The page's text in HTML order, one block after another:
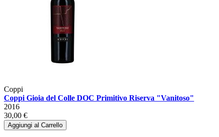
Coppi
Coppi Gioia del Colle DOC Primitivo Riserva "Vanitoso"
2016
30,00 €
Aggiungi al Carrello